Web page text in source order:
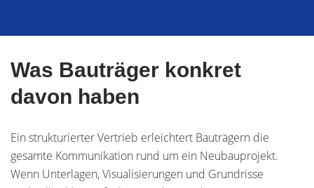
Was Bauträger konkret
davon haben
Ein strukturierter Vertrieb erleichtert Bauträgern die
gesamte Kommunikation rund um ein Neubauprojekt.
Wenn Unterlagen, Visualisierungen und Grundrisse